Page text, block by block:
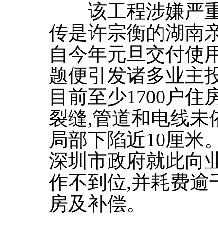
该工程涉嫌严重
传是许宗衡的湖南
自今年元旦交付使
题便引发诸多业主
目前至少1700户住
裂缝,管道和电线未
局部下陷近10厘米
深圳市政府就此向
作不到位,并耗费逾
房及补偿。